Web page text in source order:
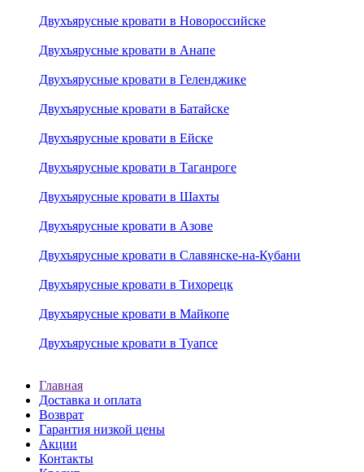
Двухъярусные кровати в Новороссийске
Двухъярусные кровати в Анапе
Двухъярусные кровати в Геленджике
Двухъярусные кровати в Батайске
Двухъярусные кровати в Ейске
Двухъярусные кровати в Таганроге
Двухъярусные кровати в Шахты
Двухъярусные кровати в Азове
Двухъярусные кровати в Славянске-на-Кубани
Двухъярусные кровати в Тихорецк
Двухъярусные кровати в Майкопе
Двухъярусные кровати в Туапсе
Главная
Доставка и оплата
Возврат
Гарантия низкой цены
Акции
Контакты